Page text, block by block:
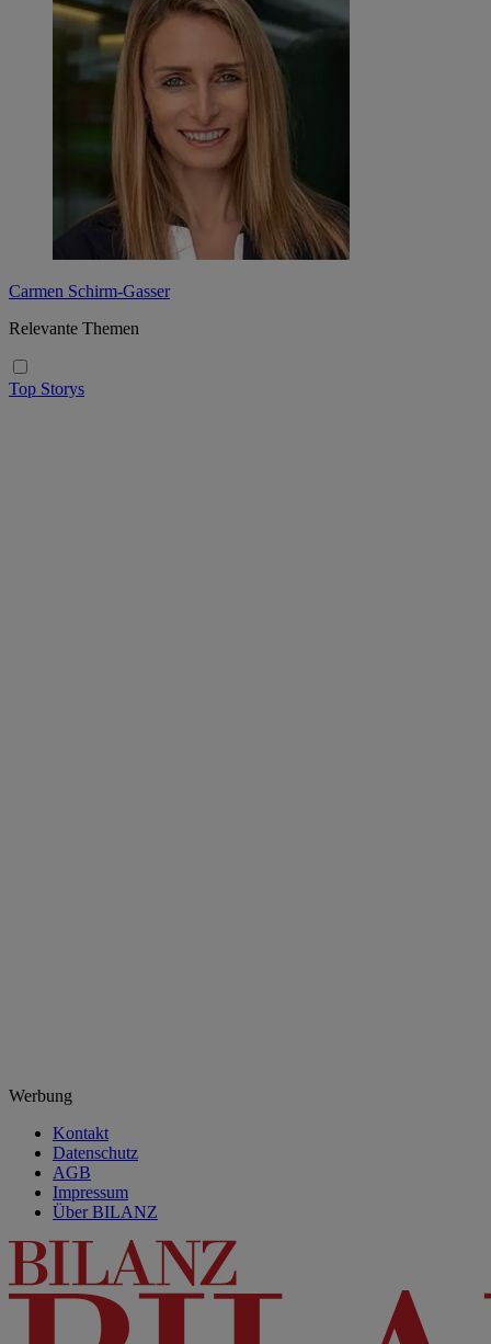
Carmen Schirm-Gasser
Relevante Themen
Top Storys
Werbung
Kontakt
Datenschutz
AGB
Impressum
Über BILANZ